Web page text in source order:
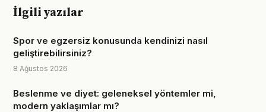
İlgili yazılar
Spor ve egzersiz konusunda kendinizi nasıl
geliştirebilirsiniz?
8 Ağustos 2026
Beslenme ve diyet: geleneksel yöntemler mi,
modern yaklaşımlar mı?